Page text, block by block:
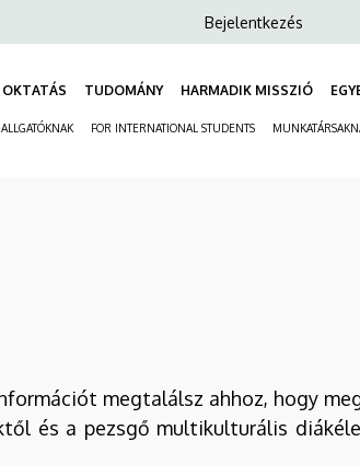
Anonim
fiók
Bejelentkezés
OKTATÁS TUDOMÁNY HARMADIK MISSZIÓ
FOR INTERNATIONAL STUDENTS
megtalálsz ahhoz, hogy
és a pezsgő multikulturális